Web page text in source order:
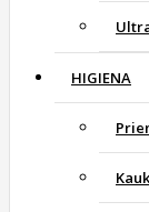
HIGIENA